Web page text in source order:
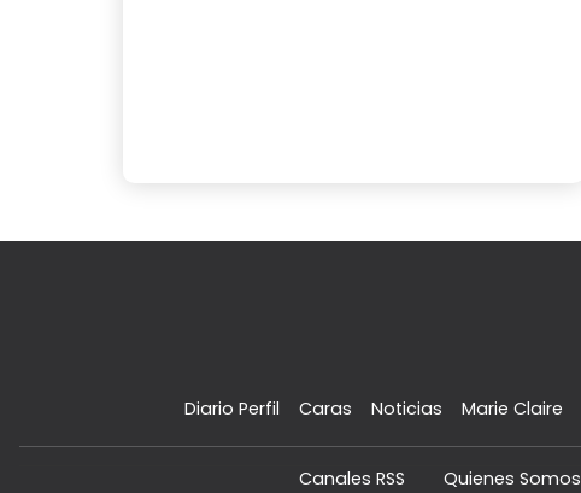
Diario Perfil Caras Noticias Marie Claire
Canales RSS Quienes Somos